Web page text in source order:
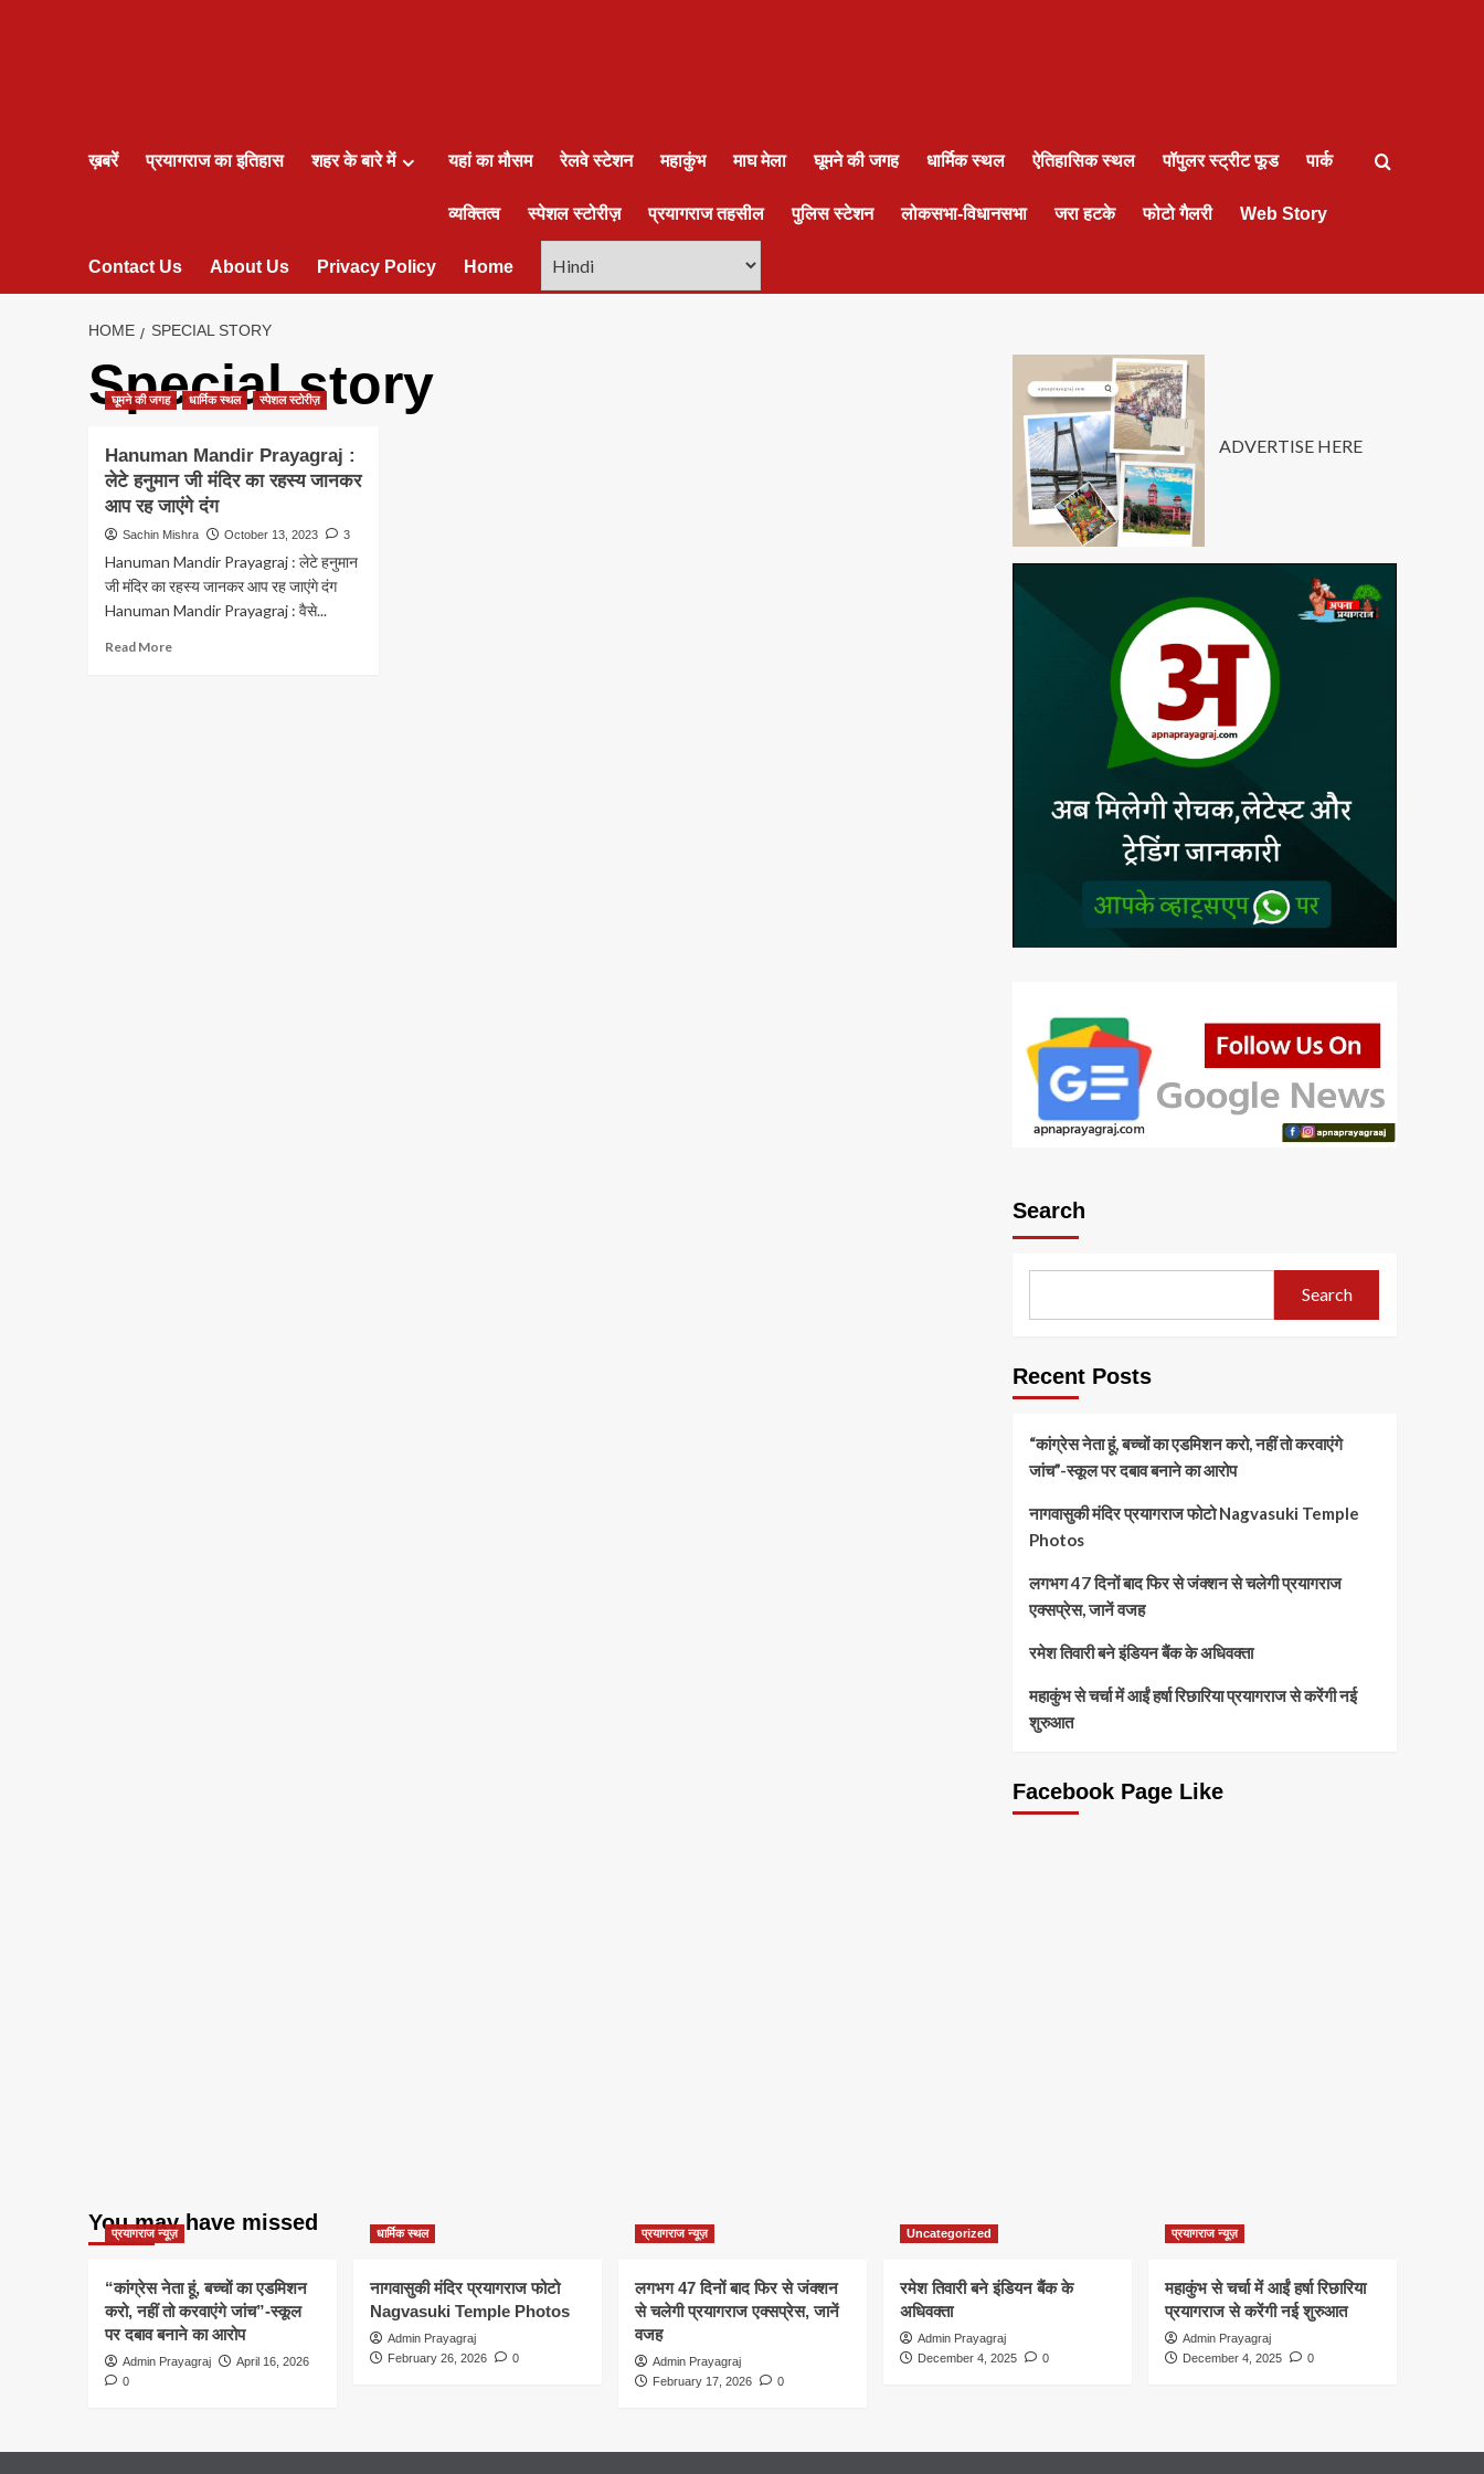
ख़बरें प्रयागराज का इतिहास शहर के बारे में यहां का मौसम रेलवे स्टेशन महाकुंभ माघ मेला घूमने की जगह धार्मिक स्थल ऐतिहासिक स्थल पॉपुलर स्ट्रीट फूड पार्क
व्यक्तित्व स्पेशल स्टोरीज़ प्रयागराज तहसील पुलिस स्टेशन लोकसभा-विधानसभा जरा हटके फोटो गैलरी Web Story
Contact Us About Us Privacy Policy Home
HOME SPECIAL STORY
Special story
घूमने की जगह धार्मिक स्थल स्पेशल स्टोरीज़
Hanuman Mandir Prayagraj :
लेटे हनुमान जी मंदिर का रहस्य जानकर
आप रह जाएंगे दंग
Sachin Mishra October 13, 2023 3
Hanuman Mandir Prayagraj : लेटे हनुमान
जी मंदिर का रहस्य जानकर आप रह जाएंगे दंग
Hanuman Mandir Prayagraj : वैसे...
Read MoreRead
ADVERTISE HERE
Search
Search
Recent Posts
“कांग्रेस नेता हूं, बच्चों का एडमिशन करो, नहीं तो करवाएंगे
जांच”-स्कूल पर दबाव बनाने का आरोप
नागवासुकी मंदिर प्रयागराज फोटो Nagvasuki Temple
Photos
लगभग 47 दिनों बाद फिर से जंक्शन से चलेगी प्रयागराज
एक्सप्रेस, जानें वजह
रमेश तिवारी बने इंडियन बैंक के अधिवक्ता
महाकुंभ से चर्चा में आईं हर्षा रिछारिया प्रयागराज से करेंगी नई
शुरुआत
Facebook Page Like
You may have missed
प्रयागराज न्यूज़
“कांग्रेस नेता हूं, बच्चों का एडमिशन
करो, नहीं तो करवाएंगे जांच”-स्कूल
पर दबाव बनाने का आरोप
Admin Prayagraj
April 16, 2026
0
धार्मिक स्थल
नागवासुकी मंदिर प्रयागराज फोटो
Nagvasuki Temple Photos
Admin Prayagraj
February 26, 2026
0
प्रयागराज न्यूज़
लगभग 47 दिनों बाद फिर से जंक्शन
से चलेगी प्रयागराज एक्सप्रेस, जानें
वजह
Admin Prayagraj
February 17, 2026
0
Uncategorized
रमेश तिवारी बने इंडियन बैंक के
अधिवक्ता
Admin Prayagraj
December 4, 2025
0
प्रयागराज न्यूज़
महाकुंभ से चर्चा में आईं हर्षा रिछारिया
प्रयागराज से करेंगी नई शुरुआत
Admin Prayagraj
December 4, 2025
0